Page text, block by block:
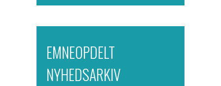
EMNEOPDELT
NYHEDSARKIV